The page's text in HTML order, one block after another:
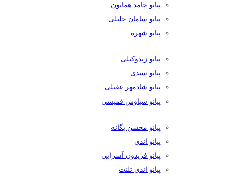
پیانو حامد همایون
پیانو سامان جلیلی
پیانو شهره
پیانو زندوکیلی
پیانو سندی
پیانو شادمهر عقیلی
پیانو سیاوش قمیشی
پیانو محسن یگانه
پیانو اندی
پیانو فریدون آسرایی
پیانو اندی تلنت